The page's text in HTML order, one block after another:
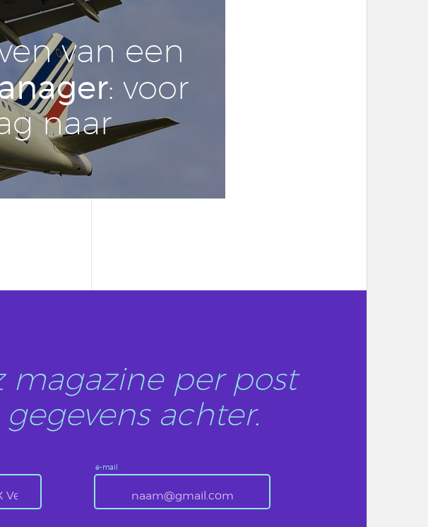
van een
: voor
naar
magazine per post
achter.
e-mail